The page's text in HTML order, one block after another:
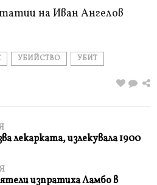
на Иван Ангелов
УБИЙСТВО УБИТ
лекарката, излекувала 1900
изпратиха Ламбо в